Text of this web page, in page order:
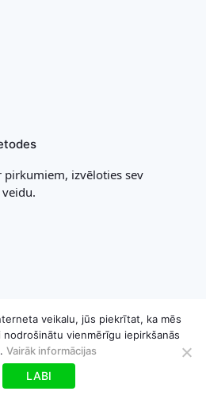
Uz grozu
pirkumiem, izvēloties sev
veikalu, jūs piekrītat, ka mēs
vienmērīgu iepirkšanās
Vairāk informācijas
LABI